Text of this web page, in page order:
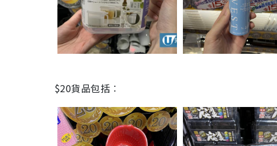
$20貨品包括︰